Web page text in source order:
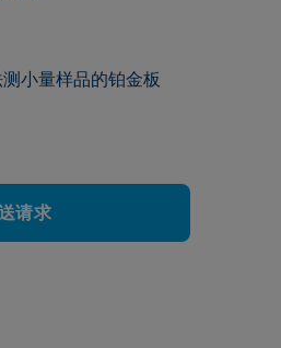
小量样品的铂金板
请求